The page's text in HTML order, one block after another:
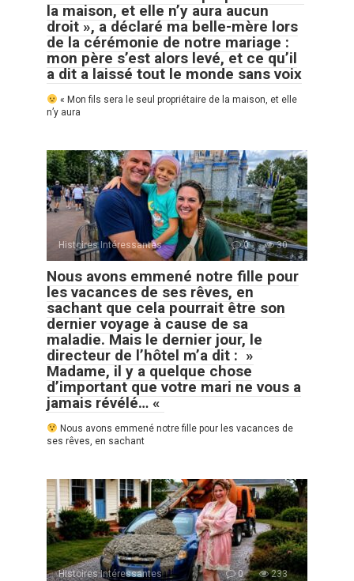
la maison, et elle n’y aura aucun
droit », a déclaré ma belle-mère lors
de la cérémonie de notre mariage :
mon père s’est alors levé, et ce qu’il
a dit a laissé tout le monde sans voix
« Mon fils sera le seul propriétaire de la maison, et elle
n’y aura
Histoires Intéressantes 0 30
Nous avons emmené notre fille pour
les vacances de ses rêves, en
sachant que cela pourrait être son
dernier voyage à cause de sa
maladie. Mais le dernier jour, le
directeur de l’hôtel m’a dit : »
Madame, il y a quelque chose
d’important que votre mari ne vous a
jamais révélé… «
Nous avons emmené notre fille pour les vacances de
ses rêves, en sachant
Histoires Intéressantes 0 233